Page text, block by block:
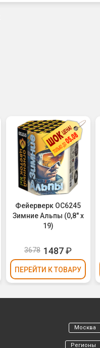
Фейерверк ОС6245
Зимние Альпы (0,8" х
19)
3678 1487₽
ПЕРЕЙТИ К ТОВАРУ
Москва
Регионы